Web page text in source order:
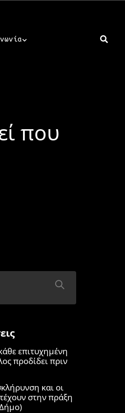
που
επιτυχημένη
προδίδει πριν
και οι
στην πράξη